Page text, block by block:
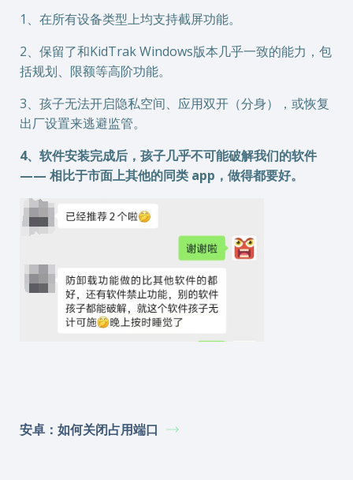
1、在所有设备类型上均支持截屏功能。
2、保留了和KidTrak Windows版本几乎一致的能力，包
括规划、限额等高阶功能。
3、孩子无法开启隐私空间、应用双开（分身），或恢复
出厂设置来逃避监管。
4、软件安装完成后，孩子几乎不可能破解我们的软件
—— 相比于市面上其他的同类 app，做得都要好。
安卓：如何关闭占用端口